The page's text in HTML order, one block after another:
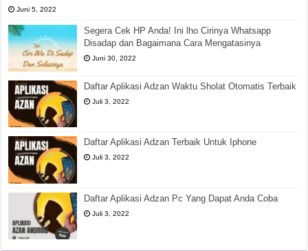
Juni 5, 2022
Segera Cek HP Anda! Ini lho Cirinya Whatsapp
Disadap dan Bagaimana Cara Mengatasinya
Juni 30, 2022
Daftar Aplikasi Adzan Waktu Sholat Otomatis Terbaik
Juli 3, 2022
Daftar Aplikasi Adzan Terbaik Untuk Iphone
Juli 3, 2022
Daftar Aplikasi Adzan Pc Yang Dapat Anda Coba
Juli 3, 2022